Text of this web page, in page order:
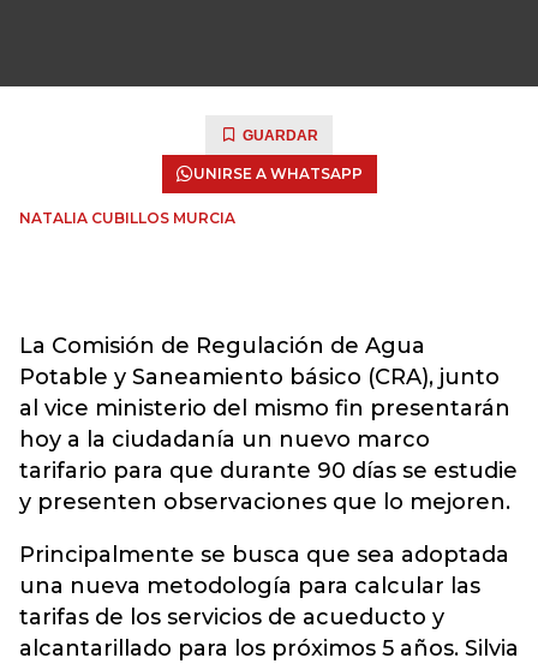
GUARDAR
UNIRSE A WHATSAPP
NATALIA CUBILLOS MURCIA
La Comisión de Regulación de Agua
Potable y Saneamiento básico (CRA), junto
al vice ministerio del mismo fin presentarán
hoy a la ciudadanía un nuevo marco
tarifario para que durante 90 días se estudie
y presenten observaciones que lo mejoren.
Principalmente se busca que sea adoptada
una nueva metodología para calcular las
tarifas de los servicios de acueducto y
alcantarillado para los próximos 5 años. Silvia